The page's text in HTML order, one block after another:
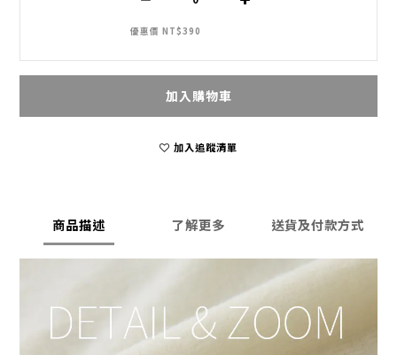
優惠價 NT$390
加入購物車
加入追蹤清單
商品描述 了解更多 送貨及付款方式